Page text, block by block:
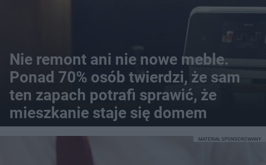
Nie remont ani nie nowe meble.
Ponad 70% osób twierdzi, że sam
ten zapach potrafi sprawić, że
mieszkanie staje się domem
MATERIAŁ SPONSOROWANY